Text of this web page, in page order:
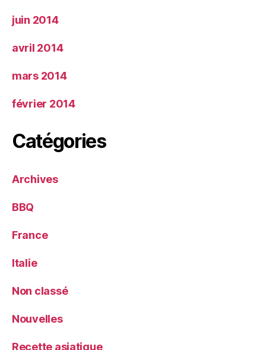
juin 2014
avril 2014
mars 2014
février 2014
Catégories
Archives
BBQ
France
Italie
Non classé
Nouvelles
Recette asiatique